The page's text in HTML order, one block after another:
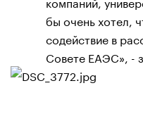
бы очень хотел,
содействие в
Совете ЕАЭС», -